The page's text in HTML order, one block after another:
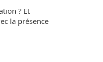
? Et
la présence